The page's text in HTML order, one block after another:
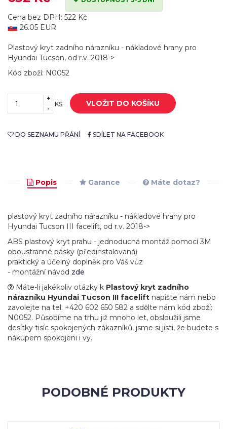
Cena bez DPH: 522 Kč
26.05 EUR
Plastový kryt zadního nárazníku - nákladové hrany pro
Hyundai Tucson, od r.v. 2018->
Kód zboží: N0052
+
-
KS VLOŽIT DO KOŠÍKU
DO SEZNAMU PŘÁNÍ SDÍLET NA FACEBOOK
Popis Garance Máte dotaz?
plastový kryt zadního nárazníku - nákladové hrany pro
Hyundai Tucson III facelift, od r.v. 2018->
ABS plastový kryt prahu - jednoduchá montáž pomocí 3M
oboustranné pásky (předinstalovaná)
praktický a účelný doplněk pro Váš vůz
- montážní návod zde
Máte-li jakékoliv otázky k Plastový kryt zadního
nárazníku Hyundai Tucson III facelift napište nám nebo
zavolejte na tel. +420 602 650 582 a sdělte nám kód zboží:
N0052. Působíme na trhu již mnoho let, obsloužili jsme
desítky tisíc spokojených zákazníků, jsme si jisti, že budete s
nákupem spokojeni i vy.
PODOBNÉ PRODUKTY